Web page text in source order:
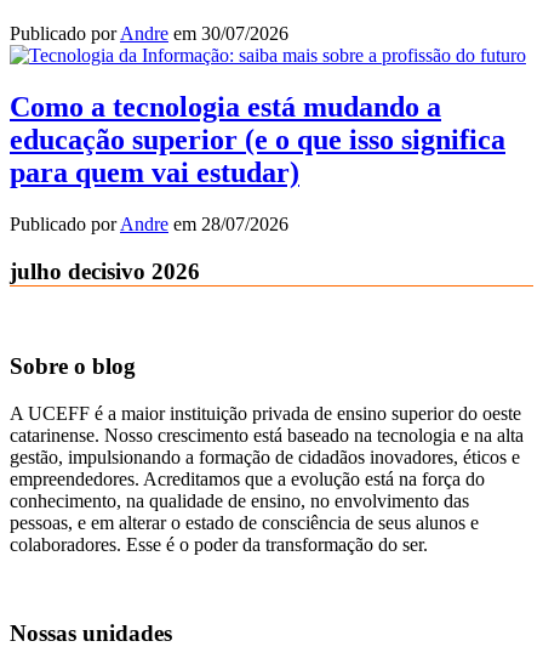
Publicado porAndre em 30/07/2026
Como a tecnologia está mudando a
educação superior (e o que isso significa
para quem vai estudar)
Publicado porAndre em 28/07/2026
julho decisivo 2026
Sobre o blog
A UCEFF é a maior instituição privada de ensino superior do oeste
catarinense. Nosso crescimento está baseado na tecnologia e na alta
gestão, impulsionando a formação de cidadãos inovadores, éticos e
empreendedores. Acreditamos que a evolução está na força do
conhecimento, na qualidade de ensino, no envolvimento das
pessoas, e em alterar o estado de consciência de seus alunos e
colaboradores. Esse é o poder da transformação do ser.
Nossas unidades